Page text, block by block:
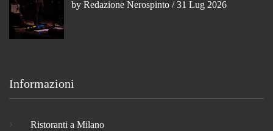
by Redazione Nerospinto / 31 Lug 2026
Informazioni
Ristoranti a Milano